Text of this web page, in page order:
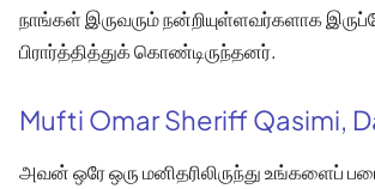
நாங்கள் இருவரும் நன்றியுள்ளவர்களாக
பிரார்த்தித்துக் கொண்டிருந்தனர்.
Mufti Omar Sheriff Qasimi,
அவன் ஒரே ஒரு மனிதரிலிருந்து உங்களைப்